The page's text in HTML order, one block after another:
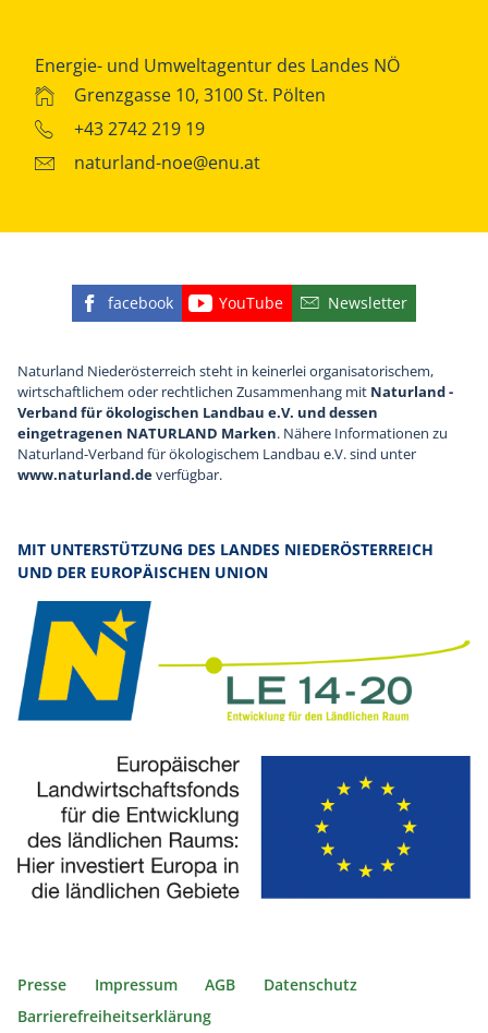
Energie- und Umweltagentur des Landes NÖ
Grenzgasse 10, 3100 St. Pölten
+43 2742 219 19
naturland-noe@enu.at
Finden Sie die eNu auf Facebook
facebook Besuchen Sie den
YouTube Abonnieren Sie
Newsletter
Naturland Niederösterreich steht in keinerlei organisatorischem,
wirtschaftlichem oder rechtlichen Zusammenhang mit Naturland -
Verband für ökologischen Landbau e.V. und dessen
eingetragenen NATURLAND Marken. Nähere Informationen zu
Naturland-Verband für ökologischem Landbau e.V. sind unter
www.naturland.deverfügbar.
MIT UNTERSTÜTZUNG DES LANDES NIEDERÖSTERREICH
UND DER EUROPÄISCHEN UNION
Presse Impressum AGB
Datenschutz
Barrierefreiheitserklärung